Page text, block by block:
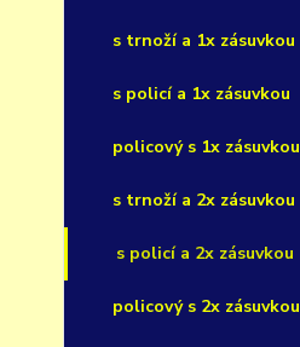
s trnoží a 1x zásuvkou
s policí a 1x zásuvkou
policový s 1x zásuvkou
s trnoží a 2x zásuvkou
s policí a 2x zásuvkou
policový s 2x zásuvkou